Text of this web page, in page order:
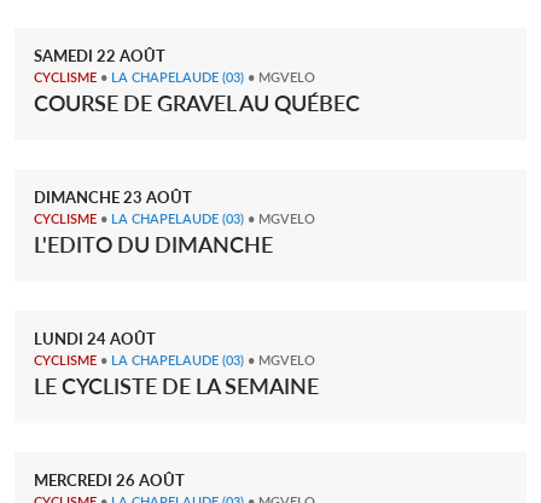
SAMEDI 22 AOÛT
CYCLISME • LA CHAPELAUDE (03) • MGVELO
COURSE DE GRAVEL AU QUÉBEC
DIMANCHE23 AOÛT
CYCLISME • LA CHAPELAUDE (03) • MGVELO
L'EDITO DU DIMANCHE
LUNDI 24AOÛT
CYCLISME • LA CHAPELAUDE (03) • MGVELO
LE CYCLISTE DE LA SEMAINE
MERCREDI 26 AOÛT